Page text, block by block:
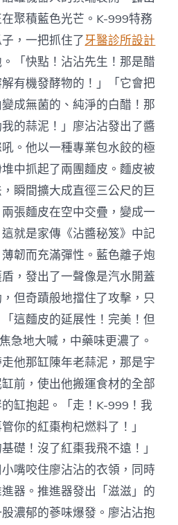
聚積藍色光芒。K-999特務
，一把抓住了牙醫診所設計
「快點！沾沾先生！那是醋
有機發酵物的！」「它會把
成無菌的、純淨的白醋！那
的蒜泥！」廖沾沾發出了醬
。他以一種專業包水餃的極
中抓起了兩團麵皮。麵皮被
瞬間擴大成直徑三公尺的巨
張麵皮在空中交疊，變成一
就是家傳《沾醬秘笈》中記
韌而充滿彈性。藍色離子炮
，發出了一聲像是汽水開蓋
但奇蹟般地擋住了攻擊，只
這麵皮的延展性！完美！但
急地大喊，中藥味更濃了。
他那缸陳年老蒜泥，那是宇
前，使出他搬運食材的全部
缸抱起。「走！K-999！我
你的紅棗枸杞燃料了！」
礎！沒了紅棗我飛不遠！」
嘴咬住廖沾沾的衣領，同時
器。推進器發出「滋滋」的
濃郁的蔘味爆發。廖沾沾抱